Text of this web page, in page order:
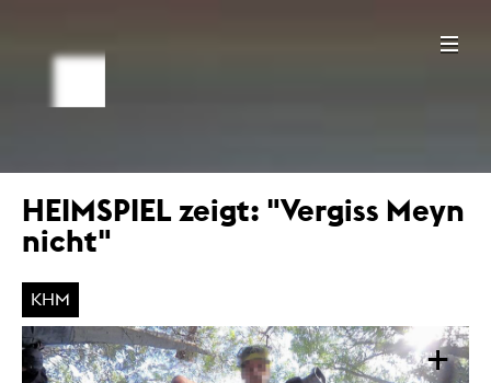
HEIMSPIEL zeigt: "Vergiss Meyn
nicht"
KHM
+